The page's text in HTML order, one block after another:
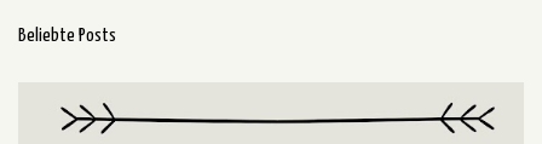
Beliebte Posts